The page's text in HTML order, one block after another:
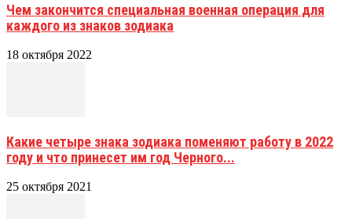
Чем закончится специальная военная операция для
каждого из знаков зодиака
18 октября 2022
Какие четыре знака зодиака поменяют работу в 2022
году и что принесет им год Черного...
25 октября 2021